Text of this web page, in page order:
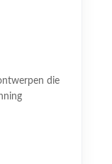
die